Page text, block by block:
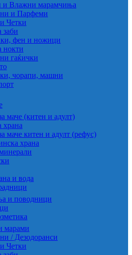
и Влажни марамчиња
и Парфеми
Четки
заби
фен и ножици
нокти
гаќички
чорапи, машни
маче (китен и адулт)
храна
маче китен и адулт (рефус)
храна
и вода
и поводници
марами
/ Дезодоранси
Четки